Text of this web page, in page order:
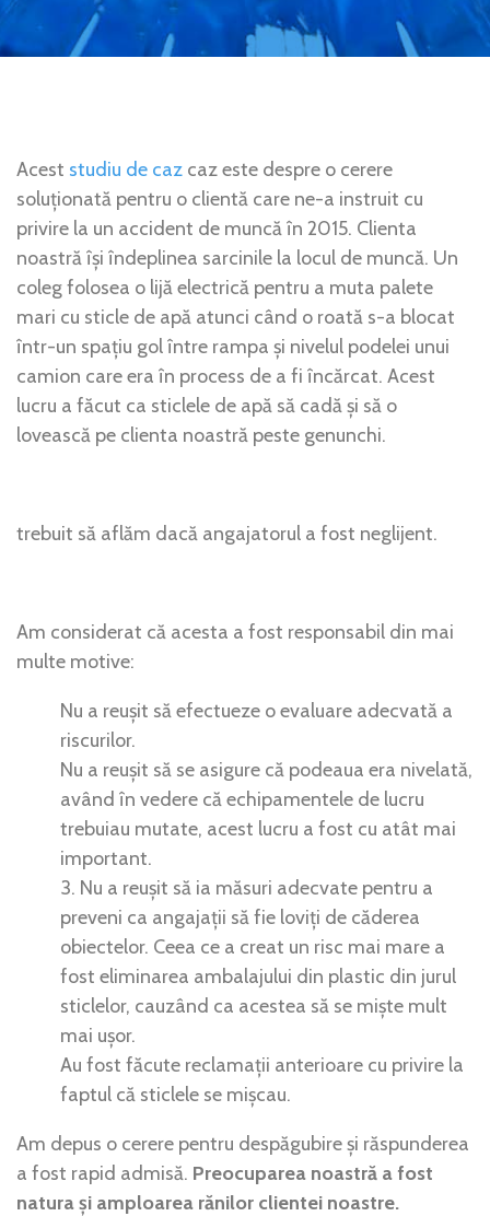
Acest studiu de caz caz este despre o cerere
soluționată pentru o clientă care ne-a instruit cu
privire la un accident de muncă în 2015. Clienta
noastră își îndeplinea sarcinile la locul de muncă. Un
coleg folosea o lijă electrică pentru a muta palete
mari cu sticle de apă atunci când o roată s-a blocat
într-un spațiu gol între rampa și nivelul podelei unui
camion care era în process de a fi încărcat. Acest
lucru a făcut ca sticlele de apă să cadă și să o
lovească pe clienta noastră peste genunchi.
trebuit să aflăm dacă angajatorul a fost neglijent.
Am considerat că acesta a fost responsabil din mai
multe motive:
Nu a reușit să efectueze o evaluare adecvată a
riscurilor.
Nu a reușit să se asigure că podeaua era nivelată,
având în vedere că echipamentele de lucru
trebuiau mutate, acest lucru a fost cu atât mai
important.
3. Nu a reușit să ia măsuri adecvate pentru a
preveni ca angajații să fie loviți de căderea
obiectelor. Ceea ce a creat un risc mai mare a
fost eliminarea ambalajului din plastic din jurul
sticlelor, cauzând ca acestea să se miște mult
mai ușor.
Au fost făcute reclamații anterioare cu privire la
faptul că sticlele se mișcau.
Am depus o cerere pentru despăgubire și răspunderea
a fost rapid admisă. Preocuparea noastră a fost
natura și amploarea rănilor clientei noastre.